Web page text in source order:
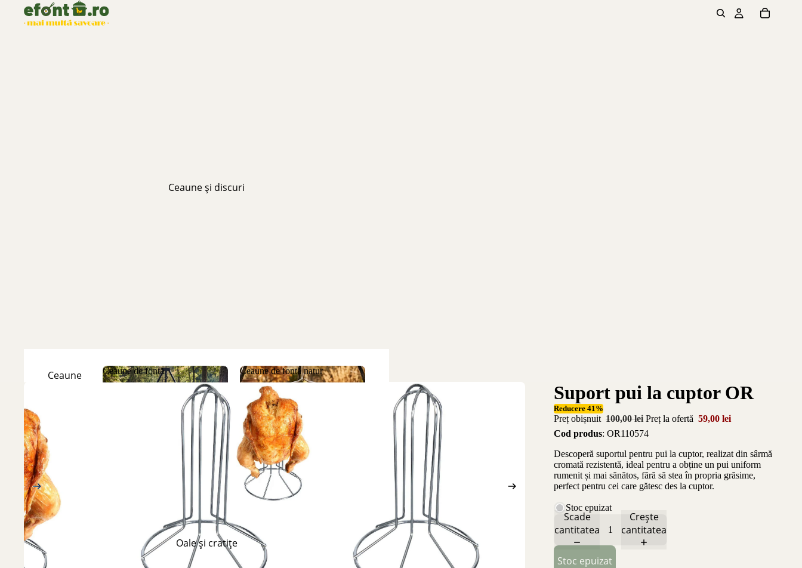
Ceaune și discuri
Ceaune
Discuri
de fontă
Ceaune de fontă
Ceaune de fontă natur
Ceaune de fontă natur
Oale și cratițe
Suport pui la cuptor OR
Reducere 41%
Preț obișnuit 100,00 lei Preț la ofertă 59,00 lei
Cod produs: OR110574
Descoperă suportul pentru pui la cuptor, realizat din sârmă
cromată rezistentă, ideal pentru a obține un pui uniform
rumenit și mai sănătos, fără să stea în propria grăsime,
perfect pentru cei care gătesc des la cuptor.
Stoc epuizat
Scade
cantitatea
Crește
cantitatea
Stoc epuizat